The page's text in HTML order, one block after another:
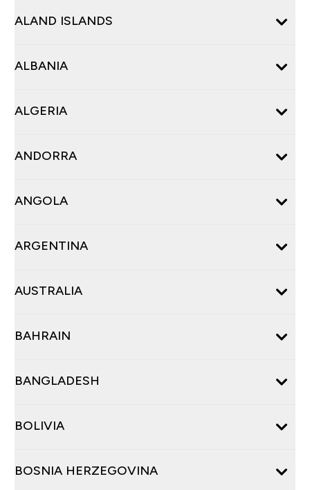
ALAND ISLANDS
ALBANIA
ALGERIA
ANDORRA
ANGOLA
ARGENTINA
AUSTRALIA
BAHRAIN
BANGLADESH
BOLIVIA
BOSNIA HERZEGOVINA